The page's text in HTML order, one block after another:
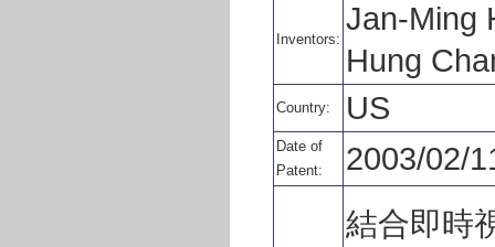
Inventors:
Jan-Ming
Hung
Country: US
Date of
Patent:
2003/02/
結合即時